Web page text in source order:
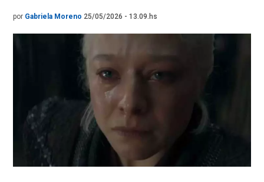
por Gabriela Moreno 25/05/2026 - 13.09.hs